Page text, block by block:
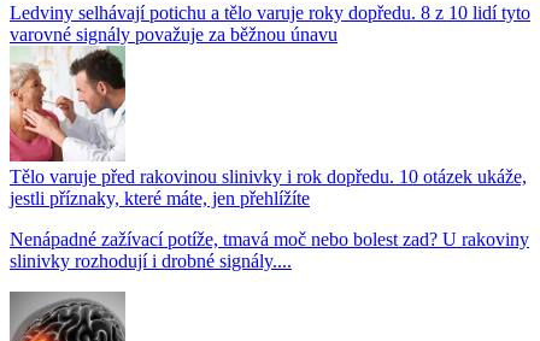
Ledviny selhávají potichu a tělo varuje roky dopředu. 8 z 10 lidí tyto
varovné signály považuje za běžnou únavu
Tělo varuje před rakovinou slinivky i rok dopředu. 10 otázek ukáže,
jestli příznaky, které máte, jen přehlížíte
Nenápadné zažívací potíže, tmavá moč nebo bolest zad? U rakoviny
slinivky rozhodují i drobné signály....